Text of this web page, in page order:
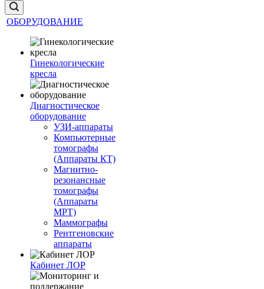
ОБОРУДОВАНИЕ
Гинекологические
кресла
Диагностическое
оборудование
УЗИ-аппараты
Компьютерные
томографы
(Аппараты КТ)
Магнитно-
резонансные
томографы
(Аппараты
МРТ)
Маммографы
Рентгеновские
аппараты
Кабинет ЛОР